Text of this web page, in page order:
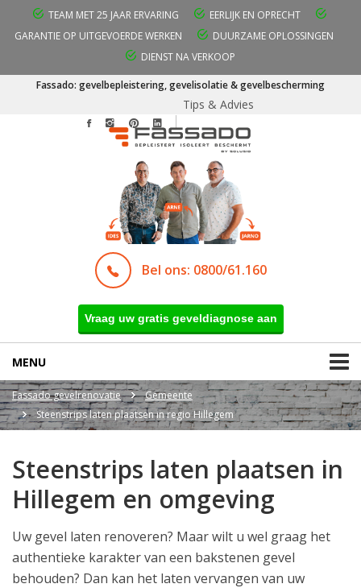
TEAM MET 25 JAAR ERVARING
EERLIJK EN OPRECHT
GARANTIE OP UITGEVOERDE WERKEN
DUURZAME OPLOSSINGEN
DIENST NA VERKOOP
Fassado: gevelbepleistering, gevelisolatie & gevelbescherming
Tips & Advies
Bel ons: 0800/61.160
Vraag uw gratis geveldiagnose aan
MENU
Fassado gevelrenovatie
Gemeente
Steenstrips laten plaatsen in regio Hillegem
Steenstrips laten plaatsen in
Hillegem en omgeving
Uw gevel laten renoveren? Maar wilt u wel graag het
authentieke karakter van een bakstenen gevel
behouden? Dan kan het laten vervangen van uw